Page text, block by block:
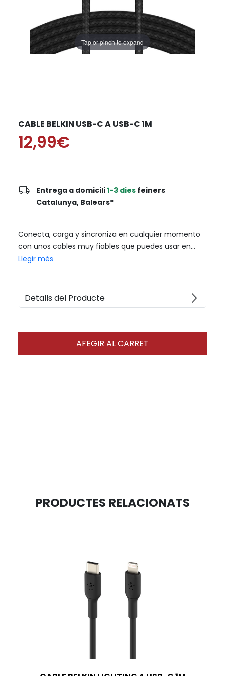
Tap or pinch to expand
CABLE BELKIN USB-C A USB-C 1M
12,99€
local_shipping Entrega a domicili1-3 dies feiners
Catalunya, Balears*
Conecta, carga y sincroniza en cualquier momento
con unos cables muy fiables que puedes usar en...
Llegir més
Detalls del Producte arrow_forward_ios
AFEGIR AL CARRET
PRODUCTES RELACIONATS